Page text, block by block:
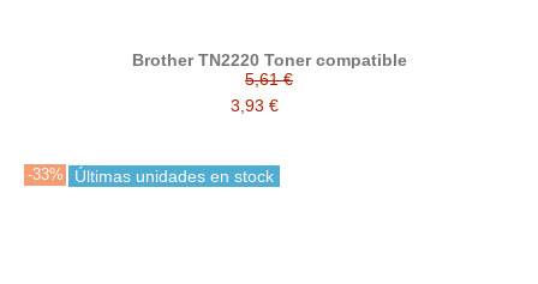
Brother TN2220 Toner compatible
5,61 €
3,93 €
-33% Últimas unidades en stock